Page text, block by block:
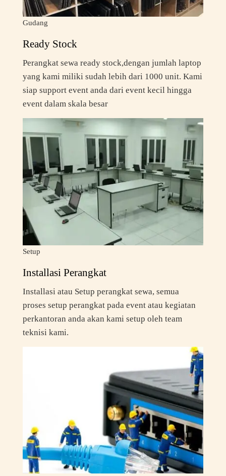
Gudang
Ready Stock
Perangkat sewa ready stock,dengan jumlah laptop
yang kami miliki sudah lebih dari 1000 unit. Kami
siap support event anda dari event kecil hingga
event dalam skala besar
Setup
Installasi Perangkat
Installasi atau Setup perangkat sewa, semua
proses setup perangkat pada event atau kegiatan
perkantoran anda akan kami setup oleh team
teknisi kami.